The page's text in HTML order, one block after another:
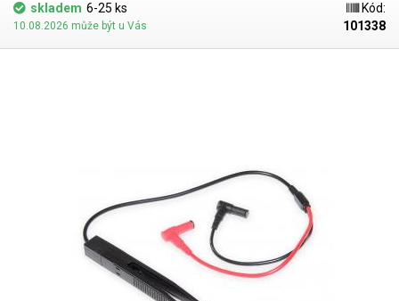
Váha balení [kg]:
skladem 6-25 ks
10.08.2026 může být u Vás
Kód:
101338